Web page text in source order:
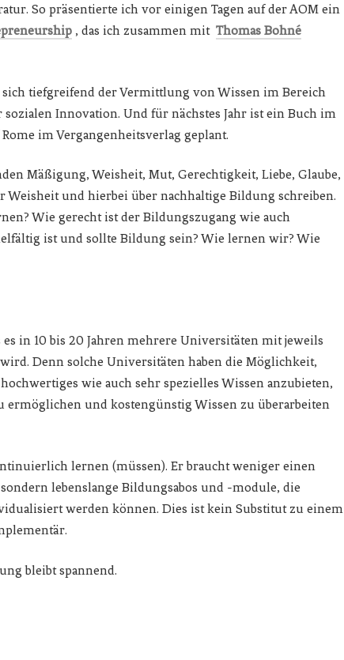
So präsentierte ich vor einigen Tagen auf der AOM ein
, das ich zusammen mit Thomas Bohné
tiefgreifend der Vermittlung von Wissen im Bereich
Innovation. Und für nächstes Jahr ist ein Buch im
im Vergangenheitsverlag geplant.
Mäßigung, Weisheit, Mut, Gerechtigkeit, Liebe, Glaube,
Weisheit und hierbei über nachhaltige Bildung schreiben.
Wie gerecht ist der Bildungszugang wie auch
ist und sollte Bildung sein? Wie lernen wir? Wie
in 10 bis 20 Jahren mehrere Universitäten mit jeweils
Denn solche Universitäten haben die Möglichkeit,
wie auch sehr spezielles Wissen anzubieten,
ermöglichen und kostengünstig Wissen zu überarbeiten
lernen (müssen). Er braucht weniger einen
lebenslange Bildungsabos und -module, die
werden können. Dies ist kein Substitut zu einem
bleibt spannend.